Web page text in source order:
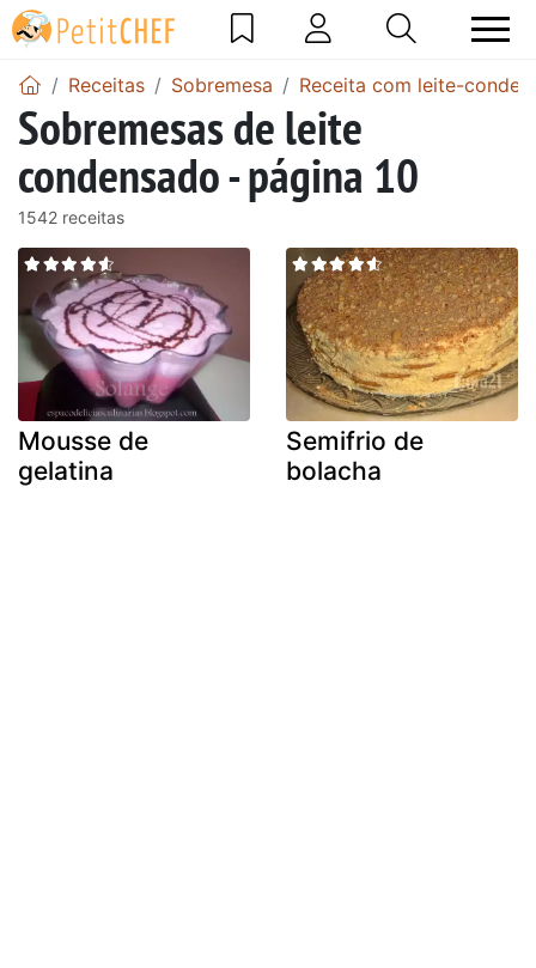
Receitas Sobremesa Receita com leite-
Sobremesas de leite
condensado - página 10
1542 receitas
Mousse de
gelatina
Semifrio de
bolacha